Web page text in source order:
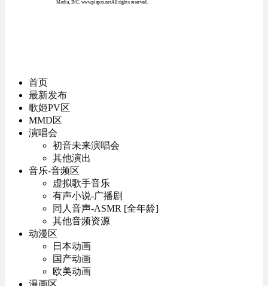
Media, INC. www.piapro.netAll rights reserved.
首页
最新发布
歌姬PV区
MMD区
演唱会
初音未来演唱会
其他演出
音乐-音频区
虚拟歌手音乐
有声小说-广播剧
同人音声-ASMR [全年龄]
其他音频资源
动漫区
日本动画
国产动画
欧美动画
漫画区